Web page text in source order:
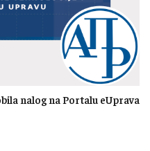
nalog na Portalu eUprava